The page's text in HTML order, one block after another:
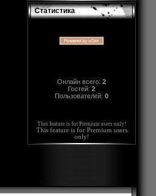
Статистика
Онлайн всего: 2
Гостей: 2
Пользователей: 0
This feature is for Premium users only!
This feature is for Premium users
only!